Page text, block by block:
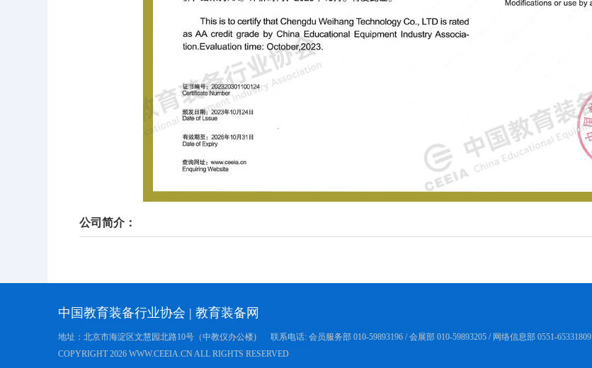
公司简介：
中国教育装备行业协会 | 教育装备网
地址：北京市海淀区文慧园北路10号（中教仪办公楼)
联系电话: 会员服务部 010-59893196 / 会展部 010-59893205 / 网络信息部 0551-65331809
COPYRIGHT2026 WWW.CEEIA.CN ALL RIGHTS RESERVED